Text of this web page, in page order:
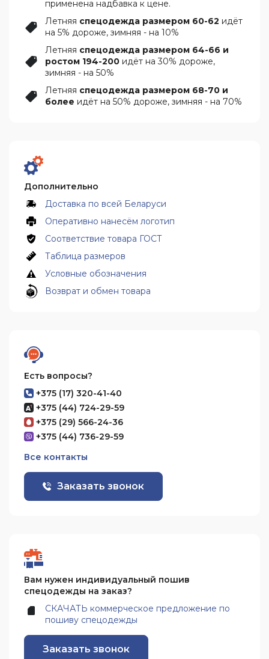
применена надбавка к цене.
Летняя спецодежда размером 60-62 идёт
на 5% дороже, зимняя - на 10%
Летняя спецодежда размером 64-66 и
ростом 194-200 идёт на 30% дороже,
зимняя - на 50%
Летняя спецодежда размером 68-70 и
более идёт на 50% дороже, зимняя - на 70%
Дополнительно
Доставка по всей Беларуси
Оперативно нанесём логотип
Соответствие товара ГОСТ
Таблица размеров
Условные обозначения
Возврат и обмен товара
Есть вопросы?
+375 (17) 320-41-40
+375 (44) 724-29-59
+375 (29) 566-24-36
+375 (44) 736-29-59
Все контакты
Заказать звонок
Вам нужен индивидуальный пошив
спецодежды на заказ?
СКАЧАТЬ коммерческое предложение по
пошиву спецодежды
Заказать звонок